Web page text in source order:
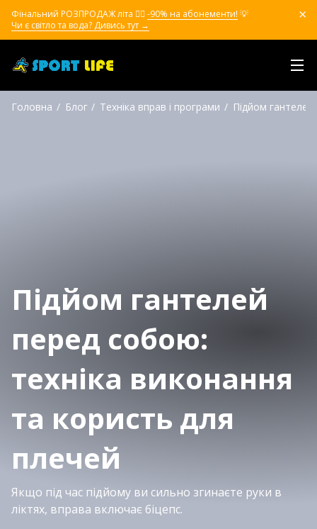
Фінальний РОЗПРОДАЖ літа ❤️‍🔥 -90% на абонементи! 💡
Чи є світло та вода? Дивись тут →
Головна Блог Техніка вправ і програми Підйом
Підйом гантелей
перед собою:
техніка виконання
та користь для
плечей
Якщо під час підйому ви сильно згинаєте руки в
ліктях, вправа включає біцепс.